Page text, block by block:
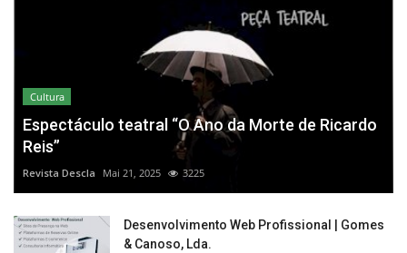
Cultura
Espectáculo teatral “O Ano da Morte de Ricardo
Reis”
Revista Descla Mai 21, 2025 3225
Desenvolvimento Web Profissional | Gomes
& Canoso, Lda.